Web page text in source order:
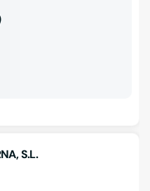
S.L.